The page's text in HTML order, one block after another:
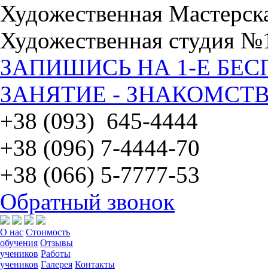
Художественная
Художественная студия
ЗАПИШИСЬ НА 1-Е
ЗАНЯТИЕ -
+38 (093) 645-4444
+38 (096) 7-4444-70
+38 (066) 5-7777-53
Обратный звонок
О нас Стоимость
обучения Отзывы
учеников Работы
учеников Галерея Контакты